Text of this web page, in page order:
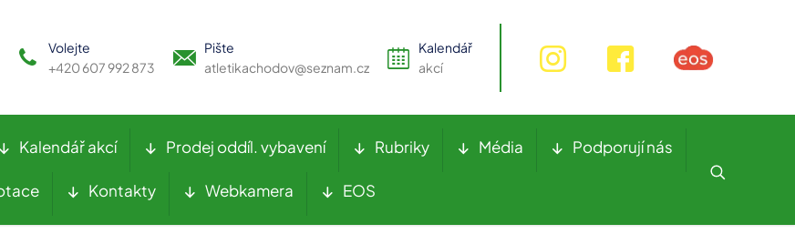
Volejte
+420 607 992 873
Pište
atletikachodov@seznam.cz
Kalendář
akcí
Kalendář akcí Prodej oddíl. vybavení Rubriky Média Podporují nás
Kontakty Webkamera EOS